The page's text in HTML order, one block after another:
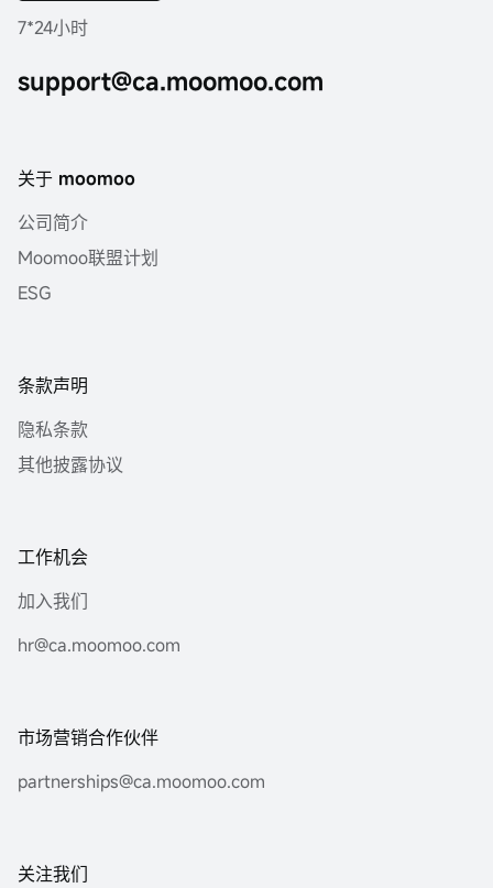
7*24小时
support@ca.moomoo.com
关于 moomoo
公司简介
Moomoo联盟计划
ESG
条款声明
隐私条款
其他披露协议
工作机会
加入我们
hr@ca.moomoo.com
市场营销合作伙伴
partnerships@ca.moomoo.com
关注我们